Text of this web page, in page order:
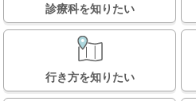
診療科を知りたい
行き方を知りたい